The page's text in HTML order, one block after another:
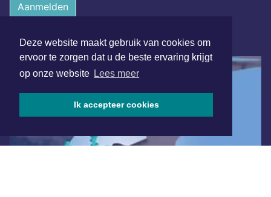
Deze website maakt gebruik van cookies om
ervoor te zorgen dat u de beste ervaring krijgt
op onze website Lees meer
Ik accepteer cookies
Aanmelden
ONLINE DAGBLADEN